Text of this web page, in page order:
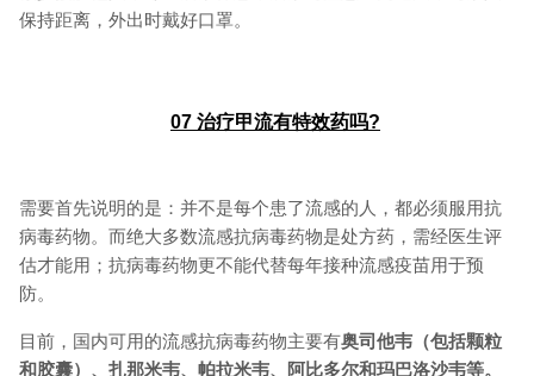
保持距离，外出时戴好口罩。
07 治疗甲流有特效药吗?
需要首先说明的是：并不是每个患了流感的人，都必须服用抗
病毒药物。而绝大多数流感抗病毒药物是处方药，需经医生评
估才能用；抗病毒药物更不能代替每年接种流感疫苗用于预
防。
目前，国内可用的流感抗病毒药物主要有奥司他韦（包括颗粒
和胶囊）、扎那米韦、帕拉米韦、阿比多尔和玛巴洛沙韦等。